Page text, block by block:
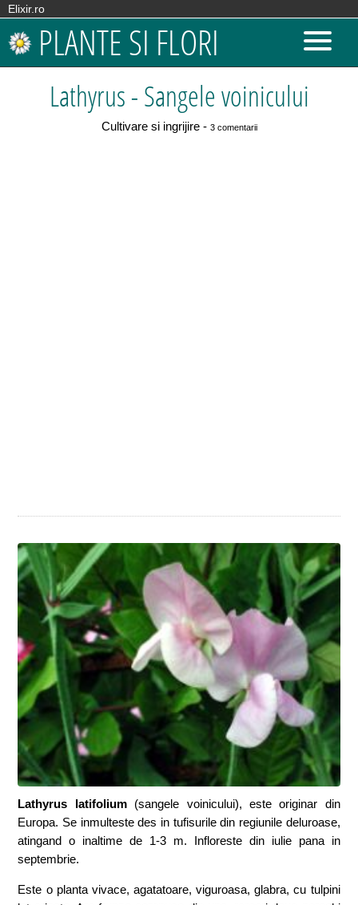
Elixir.ro
PLANTE SI FLORI
Lathyrus - Sangele voinicului
Cultivare si ingrijire - 3 comentarii
Lathyrus latifolium(sangele voinicului), este originar din
Europa. Se inmulteste des in tufisurile din regiunile deluroase,
atingand o inaltime de 1-3 m. Infloreste din iulie pana in
septembrie.
Este o planta vivace, agatatoare, viguroasa, glabra, cu tulpini